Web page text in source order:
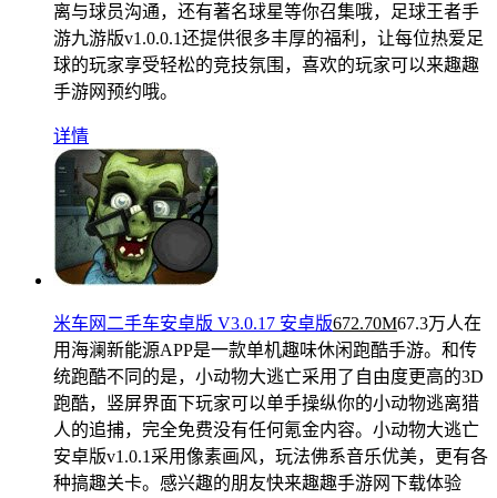
离与球员沟通，还有著名球星等你召集哦，足球王者手
游九游版v1.0.0.1还提供很多丰厚的福利，让每位热爱足
球的玩家享受轻松的竞技氛围，喜欢的玩家可以来趣趣
手游网预约哦。
详情
米车网二手车安卓版 V3.0.17 安卓版672.70M67.3万人在
用 海澜新能源APP是一款单机趣味休闲跑酷手游。和传
统跑酷不同的是，小动物大逃亡采用了自由度更高的3D
跑酷，竖屏界面下玩家可以单手操纵你的小动物逃离猎
人的追捕，完全免费没有任何氪金内容。小动物大逃亡
安卓版v1.0.1采用像素画风，玩法佛系音乐优美，更有各
种搞趣关卡。感兴趣的朋友快来趣趣手游网下载体验